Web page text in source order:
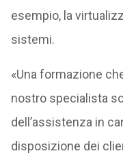
esempio, la
sistemi.
«Una formazione
nostro specialista
dell’assistenza in
disposizione dei